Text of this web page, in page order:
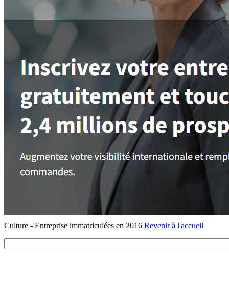
Culture - Entreprise immatriculées en 2016 Revenir à l'accueil